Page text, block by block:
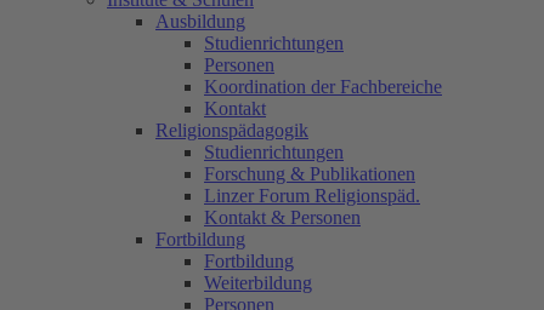
Ausbildung
Studienrichtungen
Personen
Koordination der Fachbereiche
Kontakt
Religionspädagogik
Studienrichtungen
Forschung & Publikationen
Linzer Forum Religionspäd.
Kontakt & Personen
Fortbildung
Fortbildung
Weiterbildung
Personen